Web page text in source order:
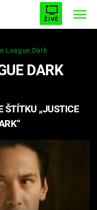
ŽIVĚ
UPÍRŮ
5
League Dark
DARK
ŠTÍTKU „JUSTICE